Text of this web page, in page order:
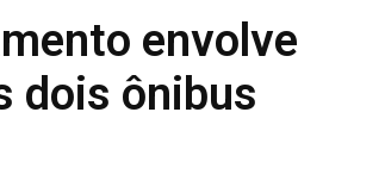
envolve
dois ônibus